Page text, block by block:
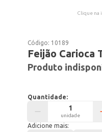
Clique na
Código: 10189
Feijão Carioca
Produto
Quantidade:
unidade
Adicione mais: